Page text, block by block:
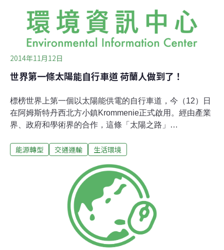
2014年11月12日
世界第一條太陽能自行車道 荷蘭人做到了！
標榜世界上第一個以太陽能供電的自行車道，今（12）日
在阿姆斯特丹西北方小鎮Krommenie正式啟用。經由產業
界、政府和學術界的合作，這條「太陽之路」
是家庭住戶提供電力！「太陽之路」應用廣泛 首段70公尺
計畫，這條車道目前僅有70公尺長，完工後會到100公
尺，車道長度夠讓車手從其中一端跳上，踩踏幾秒鐘之
後，從另一端跳下。試驗車道由長2.5公尺，寬3.5公尺的
多個水泥模塊組成。太陽能電池沿著一側行進方向，安裝
在約有1公分厚的強化玻璃頂層下方；車道另一側沒有安
裝任何太陽能電池，以用來測試各種不同的頂層材料。將
來，車道上的太陽能會用於街道照明、交通號誌系統、行
能源轉型 交通運輸 生活環境